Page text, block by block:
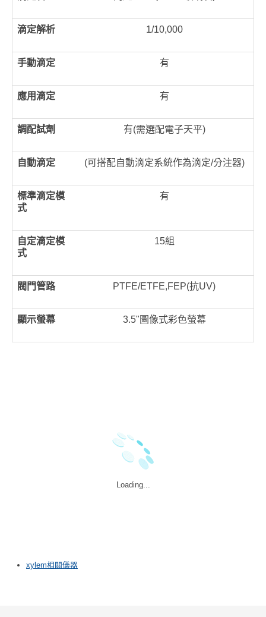
滴定解析 1/10,000
手動滴定 有
應用滴定 有
調配試劑 有(需選配電子天平)
自動滴定 (可搭配自動滴定系統作為滴定/分注器)
標準滴定模
式
有
自定滴定模
式
15組
閥門管路 PTFE/ETFE,FEP(抗UV)
顯示螢幕 3.5"圖像式彩色螢幕
Loading...
xylem相關儀器